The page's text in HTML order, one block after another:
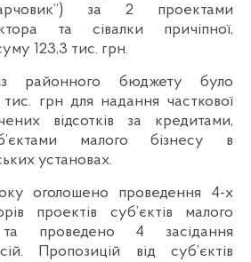
за 2 проектами
та сівалки причіпної,
123,3 тис. грн.
районного бюджету було
грн для надання часткової
відсотків за кредитами,
малого бізнесу в
установах.
оголошено проведення 4-х
проектів суб’єктів малого
та проведено 4 засідання
Пропозицій від суб’єктів